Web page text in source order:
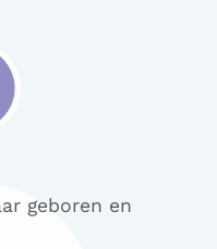
geboren en